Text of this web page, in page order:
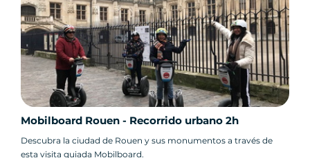
Mobilboard Rouen - Recorrido urbano 2h
Descubra la ciudad de Rouen y sus monumentos a través de
esta visita guiada Mobilboard.